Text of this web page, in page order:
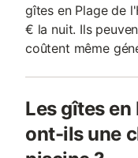
gîtes en Plage de
€ la nuit. Ils
coûtent même
Les gîtes
ont-ils une